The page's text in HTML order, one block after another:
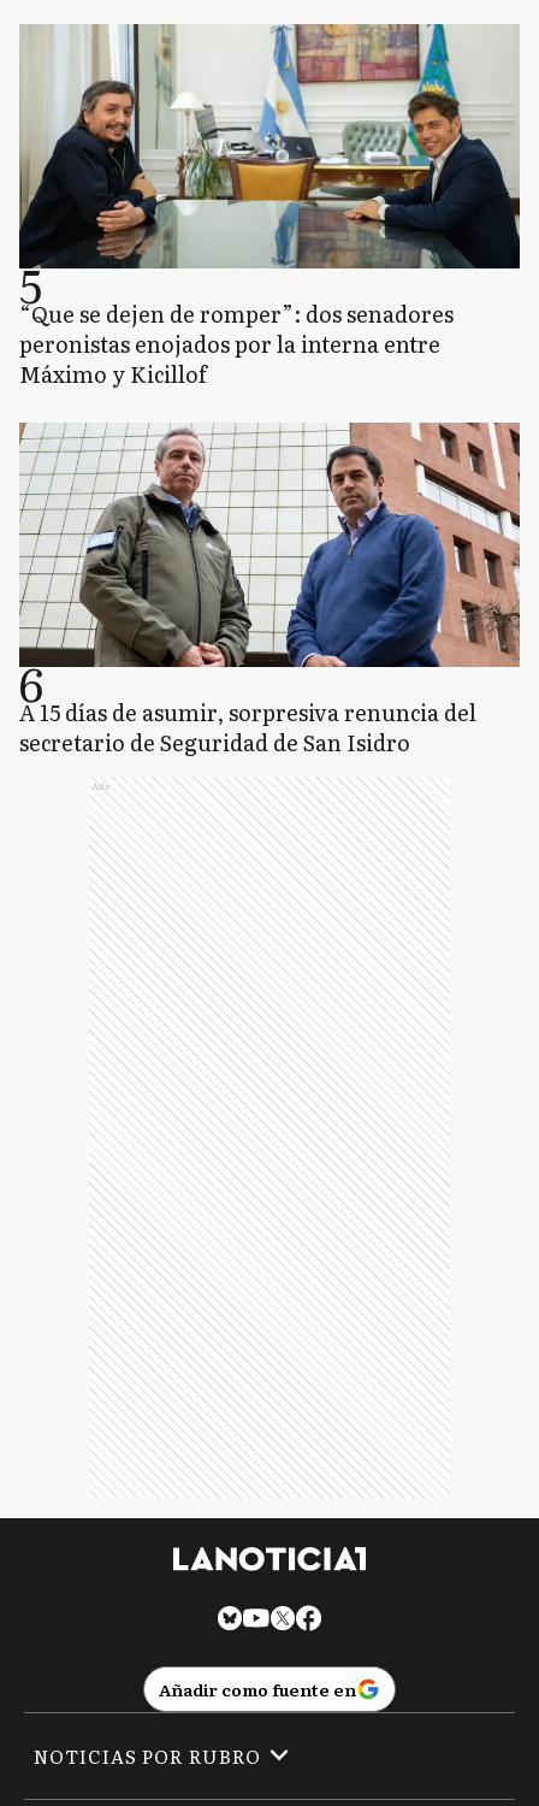
5
“Que se dejen de romper”: dos senadores
peronistas enojados por la interna entre
Máximo y Kicillof
6
A 15 días de asumir, sorpresiva renuncia del
secretario de Seguridad de San Isidro
Ads
Añadir como fuente en
NOTICIAS POR RUBRO